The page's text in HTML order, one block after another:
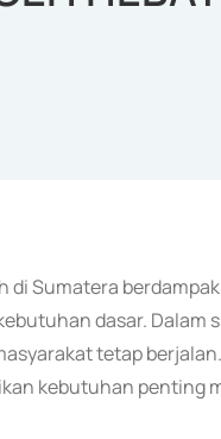
di Sumatera
dasar.
tetap berjalan.
kebutuhan penting